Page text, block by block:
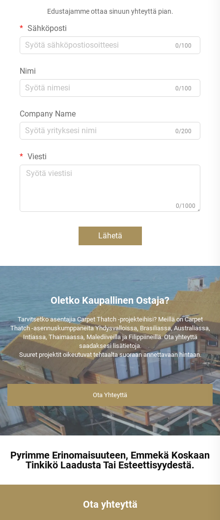
Edustajamme ottaa sinuun yhteyttä pian.
Sähköposti
0/100
Nimi
0/100
Company Name
0/200
Viesti
0/1000
Lähetä
Oletko Kaupallinen Ostaja?
Tarvitsetko asentajia Carpet Thatch -projekteihisi? Meillä on Carpet
Thatch -asennuskumppaneita Yhdysvalloissa, Brasiliassa, Australiassa,
Intiassa, Thaimaassa, Malediiveilla ja Filippiineillä. Ota yhteyttä
saadaksesi lisätietoja.
Suuret projektit oikeutuvat tehtaalta suoraan annettavaan hintaan.
Ota Yhteyttä
Pyrimme Erinomaisuuteen, Emmekä Koskaan
Tinkikö Laadusta Tai Esteettisyydestä.
Ota yhteyttä